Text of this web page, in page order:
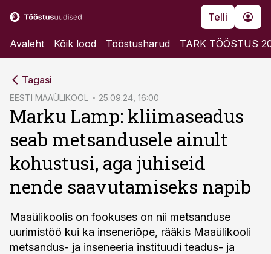
Telli
Avaleht Kõik lood Tööstusharud TARK TÖÖSTUS
Tagasi
EESTI MAAÜLIKOOL 25.09.24, 16:00
Marku Lamp: kliimaseadus
seab metsandusele ainult
kohustusi, aga juhiseid
nende saavutamiseks napib
Maaülikoolis on fookuses on nii metsanduse
uurimistöö kui ka inseneriõpe, rääkis Maaülikooli
metsandus- ja inseneeria instituudi teadus- ja